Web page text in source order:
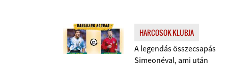
HARCOSOK KLUBJA
A legendás összecsapás
Simeonéval, ami után